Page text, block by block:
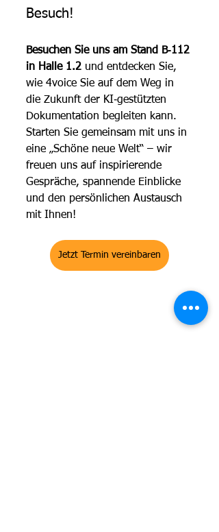
Besuch!
Besuchen Sie uns am Stand B‑112
in Halle 1.2 und entdecken Sie,
wie 4voice Sie auf dem Weg in
die Zukunft der KI‑gestützten
Dokumentation begleiten kann.
Starten Sie gemeinsam mit uns in
eine „Schöne neue Welt“ – wir
freuen uns auf inspirierende
Gespräche, spannende Einblicke
und den persönlichen Austausch
mit Ihnen!
Jetzt Termin vereinbaren